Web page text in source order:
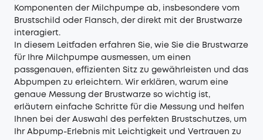
Komponenten der Milchpumpe ab, insbesondere vom
Brustschild oder Flansch, der direkt mit der Brustwarze
interagiert.
In diesem Leitfaden erfahren Sie, wie Sie die Brustwarze
für Ihre Milchpumpe ausmessen, um einen
passgenauen, effizienten Sitz zu gewährleisten und das
Abpumpen zu erleichtern. Wir erklären, warum eine
genaue Messung der Brustwarze so wichtig ist,
erläutern einfache Schritte für die Messung und helfen
Ihnen bei der Auswahl des perfekten Brustschutzes, um
Ihr Abpump-Erlebnis mit Leichtigkeit und Vertrauen zu